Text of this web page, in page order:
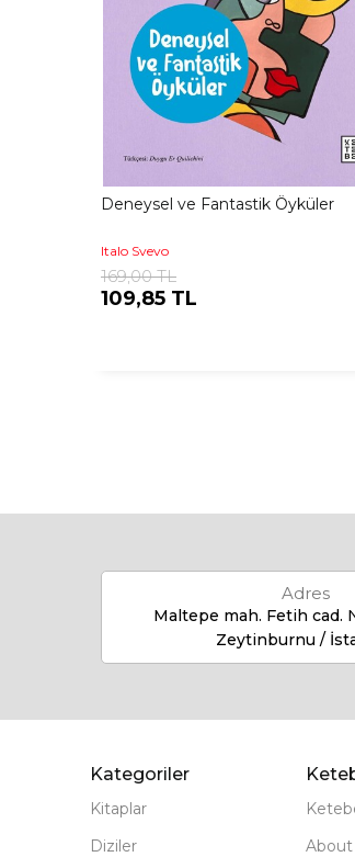
Deneysel ve Fantastik Öyküler
Italo Svevo
169,00 TL
109,85 TL
Adres
Maltepe mah. Fetih cad.
Zeytinburnu /
Kategoriler
Kitaplar
Diziler
About